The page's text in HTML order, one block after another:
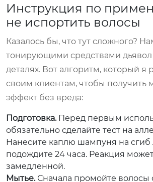
Инструкция по
не испортить волосы
Казалось бы, что тут сложного?
тонирующими средствами дьявол
деталях. Вот алгоритм, который я
своим клиентам, чтобы получить
эффект без вреда:
Подготовка.Перед первым
обязательно сделайте тест на
Нанесите каплю шампуня на сгиб
подождите 24 часа. Реакция
замедленной.
Мытье.Сначала промойте